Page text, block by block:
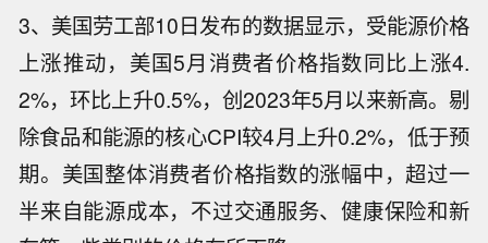
3、美国劳工部10日发布的数据显示，受能源价格
上涨推动，美国5月消费者价格指数同比上涨4.
2%，环比上升0.5%，创2023年5月以来新高。剔
除食品和能源的核心CPI较4月上升0.2%，低于预
期。美国整体消费者价格指数的涨幅中，超过一
半来自能源成本，不过交通服务、健康保险和新